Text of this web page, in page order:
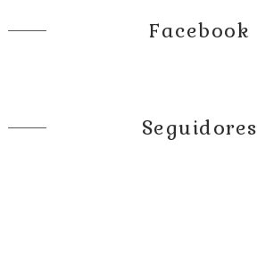
Facebook
Seguidores